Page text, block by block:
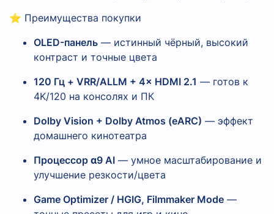
⭐ Преимущества покупки
OLED-панель — истинный чёрный, высокий
контраст и точные цвета
120 Гц + VRR/ALLM + 4× HDMI 2.1 — готов к
4K/120 на консолях и ПК
Dolby Vision + Dolby Atmos (eARC) — эффект
домашнего кинотеатра
Процессор α9 AI — умное масштабирование и
улучшение резкости/цвета
Game Optimizer / HGIG, Filmmaker Mode —